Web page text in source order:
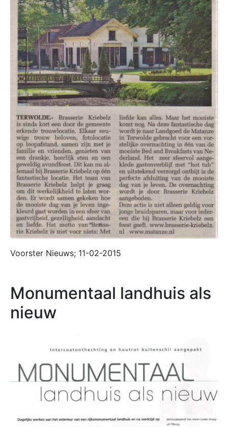
Voorster Nieuws; 11-02-2015
Monumentaal landhuis als
nieuw